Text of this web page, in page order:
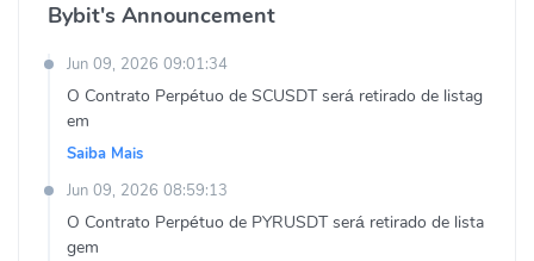
Bybit's Announcement
Jun 09, 2026 09:01:34
O Contrato Perpétuo de SCUSDT será retirado de listag
em
Saiba Mais
Jun 09, 2026 08:59:13
O Contrato Perpétuo de PYRUSDT será retirado de lista
gem